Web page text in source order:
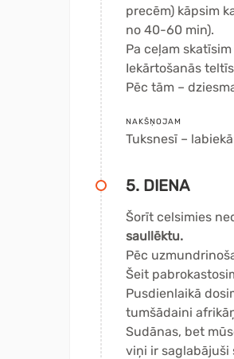
precēm) kāpsim
no 40-60 min).
Pa ceļam skatīsim
Iekārtošanās
Pēc tām –
NAKŠŅOJAM
Tuksnesī –
5. DIENA
Šorīt celsimies
saullēktu.
Pēc
Šeit
Pusdienlaikā
tumšādaini
Sudānas, bet
viņi ir saglabājuši